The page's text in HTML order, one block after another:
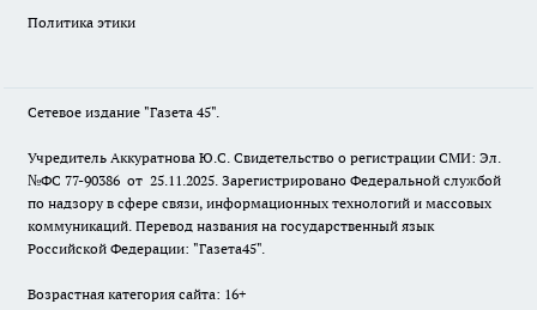
Политика этики
Сетевое издание "Газета 45".
Учредитель Аккуратнова Ю.С. Свидетельство о регистрации СМИ: Эл.
№ФС 77-90386 от 25.11.2025. Зарегистрировано Федеральной службой
по надзору в сфере связи, информационных технологий и массовых
коммуникаций. Перевод названия на государственный язык
Российской Федерации: "Газета45".
Возрастная категория сайта: 16+